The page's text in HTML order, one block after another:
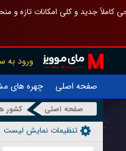
کاملاً جدید و کلی امکانات تازه
ورود به
صفحه اصلی
چهره های
صفحه اصلی کشور
تنظیمات نمایش لیست